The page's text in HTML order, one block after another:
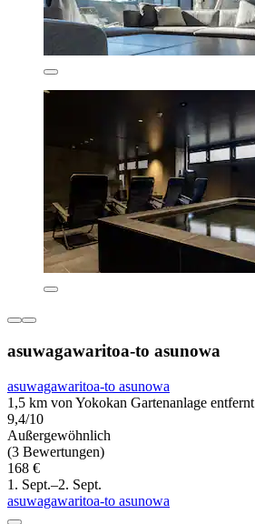
asuwagawaritoa-to asunowa
asuwagawaritoa-to asunowa
1,5 km von Yokokan Gartenanlage entfernt
9,4/10
Außergewöhnlich
(3 Bewertungen)
168 €
1. Sept.–2. Sept.
asuwagawaritoa-to asunowa